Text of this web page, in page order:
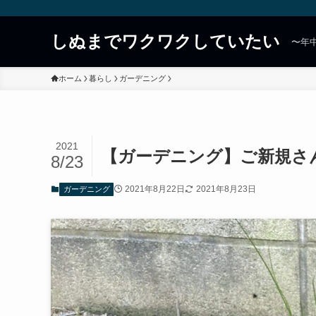
しぬまでワクワクしていたい 〜年
ホーム 暮らし ガーデニング
【ガーデニング】ご新規
2021
8/23
ガーデニング 2021年8月22日 2021年8月23日